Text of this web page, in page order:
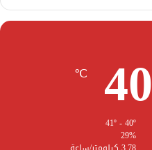
40
℃
29%